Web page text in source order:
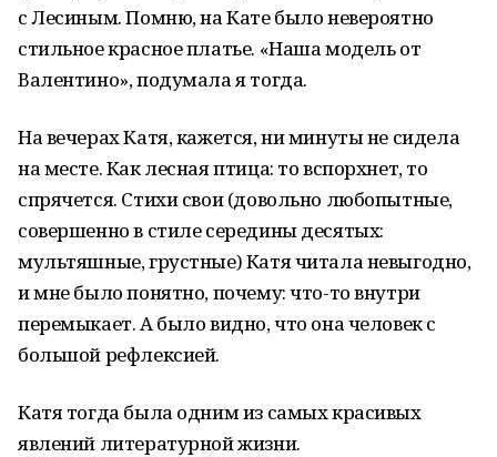
с Лесиным. Помню, на Кате было невероятно
стильное красное платье. «Наша модель от
Валентино», подумала я тогда.
На вечерах Катя, кажется, ни минуты не сидела
на месте. Как лесная птица: то вспорхнет, то
спрячется. Стихи свои (довольно любопытные,
совершенно в стиле середины десятых:
мультяшные, грустные) Катя читала невыгодно,
и мне было понятно, почему: что-то внутри
перемыкает. А было видно, что она человек с
большой рефлексией.
Катя тогда была одним из самых красивых
явлений литературной жизни.